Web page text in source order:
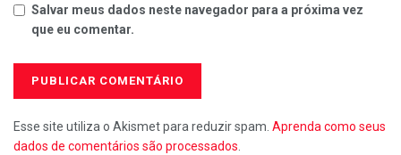
Salvar meus dados neste navegador para a próxima vez
que eu comentar.
Esse site utiliza o Akismet para reduzir spam. Aprenda como seus
dados de comentários são processados.